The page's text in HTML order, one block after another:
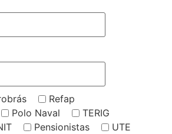
Refap
Polo Naval
TERIG
Pensionistas
UTE